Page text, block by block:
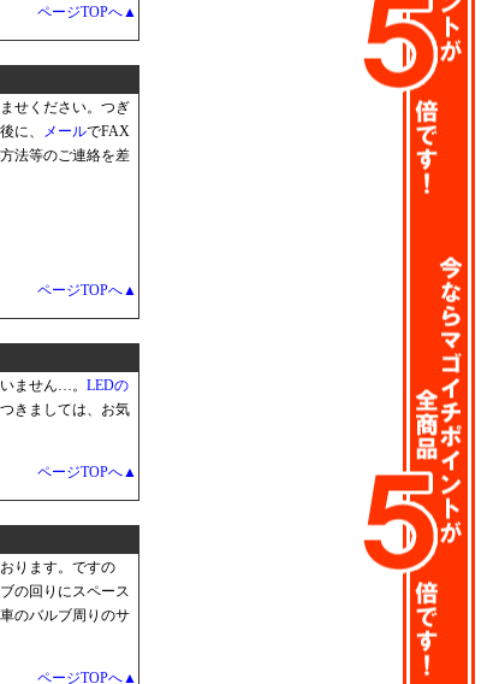
ページTOPへ▲
せください。つぎ
に、 メールでFAX
法等のご連絡を差
ページTOPへ▲
ません…。 LEDの
きましては、お気
ページTOPへ▲
ります。ですの
の回りにスペース
のバルブ周りのサ
ページTOPへ▲